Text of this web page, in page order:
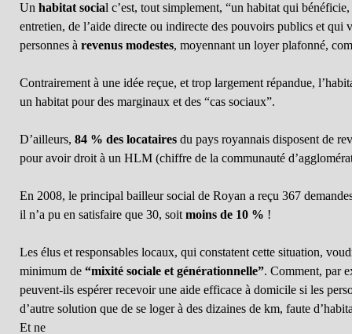
Un habitat social c’est, tout simplement, “un habitat qui
entretien, de l’aide directe ou indirecte des pouvoirs publics et qui
personnes à revenus modestes, moyennant un loyer plafonné,
Contrairement à une idée reçue, et trop largement répandue,
un habitat pour des marginaux et des “cas sociaux”.
D’ailleurs, 84 % des locatairesdu pays royannais disposent de
pour avoir droit à un HLM (chiffre de la communauté
En 2008, le principal bailleur social de Royan a reçu 367
il n’a pu en satisfaire que 30, soit moins de 10 % !
Les élus et responsables locaux, qui constatent cette situation,
minimum de “mixité sociale et générationnelle”. Comment, par
peuvent-ils espérer recevoir une aide efficace à domicile si les
d’autre solution que de se loger à des dizaines de km, faute
Et ne